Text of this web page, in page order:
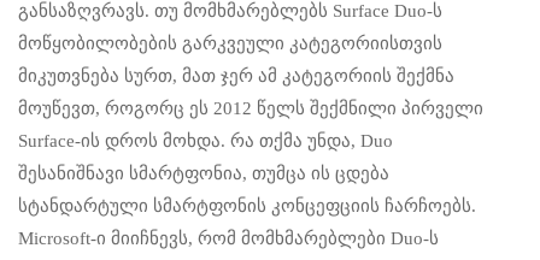
განსაზღვრავს. თუ მომხმარებლებს Surface Duo-ს
მოწყობილობების გარკვეული კატეგორიისთვის
მიკუთვნება სურთ, მათ ჯერ ამ კატეგორიის შექმნა
მოუწევთ, როგორც ეს 2012 წელს შექმნილი პირველი
Surface-ის დროს მოხდა. რა თქმა უნდა, Duo
შესანიშნავი სმარტფონია, თუმცა ის ცდება
სტანდარტული სმარტფონის კონცეფციის ჩარჩოებს.
Microsoft-ი მიიჩნევს, რომ მომხმარებლები Duo-ს